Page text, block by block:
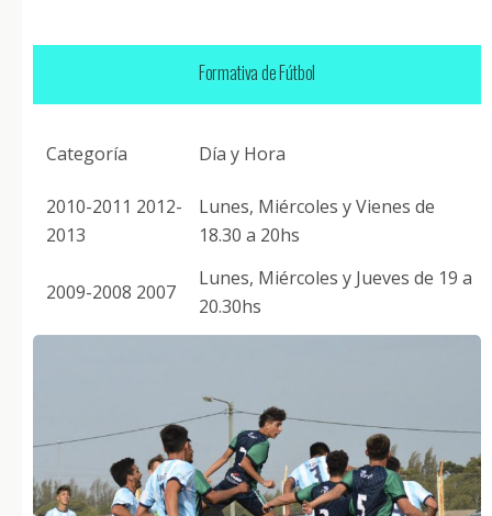
Formativa de Fútbol
Categoría Día y Hora
2010-2011 2012-
2013
Lunes, Miércoles y Vienes de
18.30 a 20hs
2009-2008 2007
Lunes, Miércoles y Jueves de 19 a
20.30hs